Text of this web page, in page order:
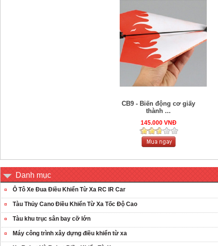
CB9 - Biến động cơ giấy
thành ...
145.000 VNĐ
Danh mục
Ô Tô Xe Đua Điều Khiển Từ Xa RC IR Car
Tàu Thủy Cano Điều Khiển Từ Xa Tốc Độ Cao
Tàu khu trục sân bay cỡ lớn
Máy công trình xây dựng điều khiển từ xa